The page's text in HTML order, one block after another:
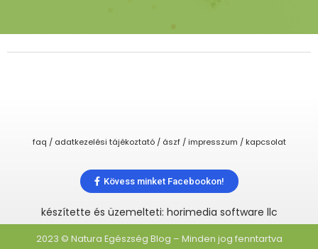
faq / adatkezelési tájékoztató / ászf / impresszum / kapcsolat
Kövess minket Facebookon!
készítette és üzemelteti: horimedia software llc
2023 © Natura Egészség Blog – Minden jog fenntartva